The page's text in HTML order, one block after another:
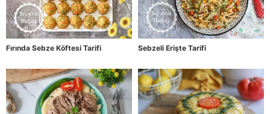
Fırında Sebze Köftesi Tarifi Sebzeli Erişte Tarifi